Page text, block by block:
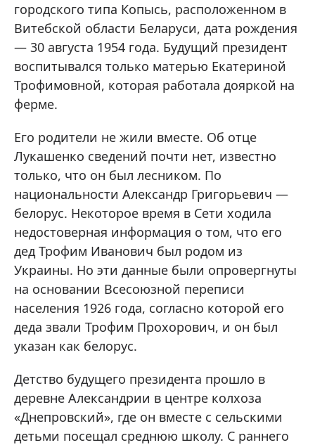
городского типа Копысь, расположенном в
Витебской области Беларуси, дата рождения
— 30 августа 1954 года. Будущий президент
воспитывался только матерью Екатериной
Трофимовной, которая работала дояркой на
ферме.
Его родители не жили вместе. Об отце
Лукашенко сведений почти нет, известно
только, что он был лесником. По
национальности Александр Григорьевич —
белорус. Некоторое время в Сети ходила
недостоверная информация о том, что его
дед Трофим Иванович был родом из
Украины. Но эти данные были опровергнуты
на основании Всесоюзной переписи
населения 1926 года, согласно которой его
деда звали Трофим Прохорович, и он был
указан как белорус.
Детство будущего президента прошло в
деревне Александрии в центре колхоза
«Днепровский», где он вместе с сельскими
детьми посещал среднюю школу. С раннего